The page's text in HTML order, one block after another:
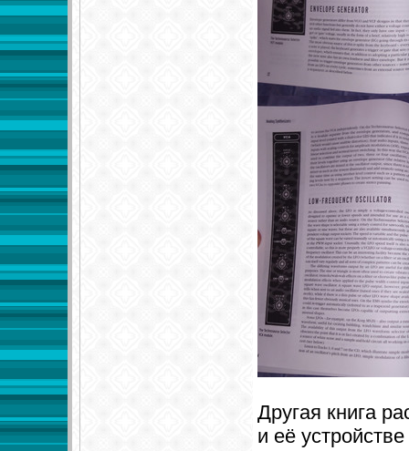
Другая книга
и её